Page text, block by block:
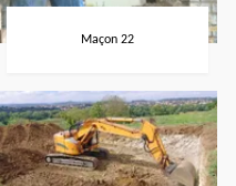
Maçon 22